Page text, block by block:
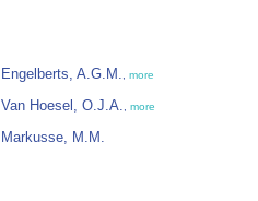
Engelberts, A.G.M., more
Van Hoesel, O.J.A., more
Markusse, M.M.